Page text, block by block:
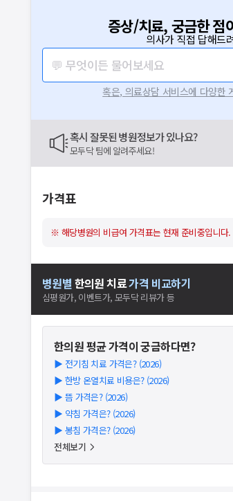
증상/치료, 궁금한 점
의사가 직접 답해드
💬 무엇이든 물어보세요
혹은, 의료상담 서비스에 다양한
혹시 잘못된 병원정보가 있나요?
모두닥 팀에 알려주세요!
가격표
※ 해당병원의 비급여 가격표는 현재 준비중입니다.
병원별 한의원치료가격 비교하기
심평원가, 이벤트가, 모두닥 리뷰가 등
한의원평균 가격이 궁금하다면?
▶ 전기침 치료 가격은? (2026)
▶ 한방 온열치료 비용은? (2026)
▶ 뜸 가격은? (2026)
▶ 약침 가격은? (2026)
▶ 봉침 가격은? (2026)
전체보기